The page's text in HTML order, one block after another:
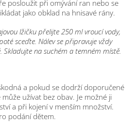
posloužit při omývání ran nebo se
jako obklad na hnisavé rány.
lžičku přelijte 250 ml vroucí vody,
sceďte. Nálev se připravuje vždy
Skladujte na suchém a temném místě.
a pokud se dodrží doporučené
užívat bez obav. Je možné ji
a při kojení v menším množství.
podání dětem.